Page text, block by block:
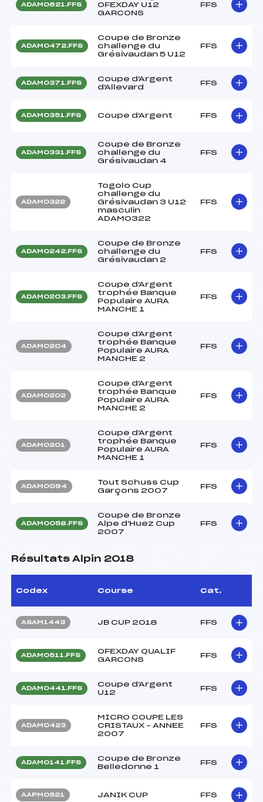
ADAM0621.FFS
OFEXDAY U12
GARCONS
FFS
ADAM0472.FFS
Coupe de Bronze
challenge du
Grésivaudan 5 U12
FFS
ADAM0371.FFS
Coupe d'Argent
d'Allevard
FFS
ADAM0351.FFS Coupe d'Argent FFS
ADAM0331.FFS
Coupe de Bronze
challenge du
Grésivaudan 4
FFS
ADAM0322
Togolo Cup
challenge du
Grésivaudan 3 U12
masculin
ADAM0322
FFS
ADAM0242.FFS
Coupe de Bronze
challenge du
Grésivaudan 2
FFS
ADAM0203.FFS
Coupe d'Argent
trophée Banque
Populaire AURA
MANCHE 1
FFS
ADAM0204
Coupe d'Argent
trophée Banque
Populaire AURA
MANCHE 2
FFS
ADAM0202
Coupe d'Argent
trophée Banque
Populaire AURA
MANCHE 2
FFS
ADAM0201
Coupe d'Argent
trophée Banque
Populaire AURA
MANCHE 1
FFS
ADAM0094
Tout Schuss Cup
Garçons 2007
FFS
ADAM0058.FFS
Coupe de Bronze
Alpe d'Huez Cup
2007
FFS
Résultats Alpin 2018
Codex Course Cat.
ASAM1443 JB CUP 2018 FFS
ADAM0511.FFS
OFEXDAY QUALIF
GARCONS
FFS
ADAM0441.FFS
Coupe d'Argent
U12
FFS
ADAM0423
MICRO COUPE LES
CRISTAUX – ANNEE
2007
FFS
ADAM0141.FFS
Coupe de Bronze
Belledonne 1
FFS
AAPM0521 JANIK CUP FFS